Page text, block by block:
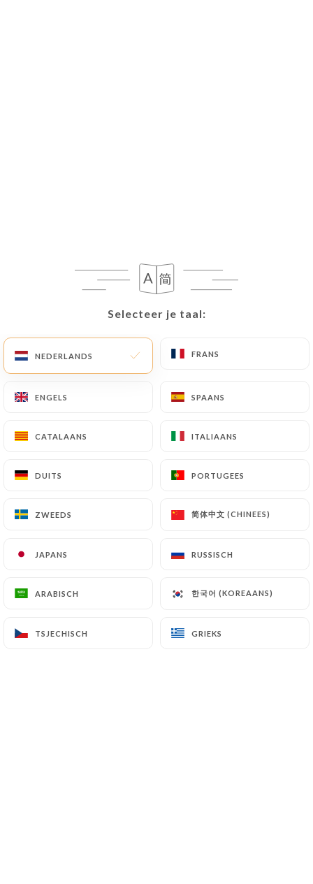
Selecteer je taal:
NEDERLANDS FRANS
ENGELS SPAANS
CATALAANS ITALIAANS
DUITS PORTUGEES
ZWEEDS 简体中文 (CHINEES)
JAPANS RUSSISCH
ARABISCH 한국어 (KOREAANS)
TSJECHISCH GRIEKS
Selecteer je taal:
NEDERLANDS FRANS
ENGELS SPAANS
CATALAANS ITALIAANS
DUITS PORTUGEES
ZWEEDS 简体中文 (CHINEES)
JAPANS RUSSISCH
ARABISCH 한국어 (KOREAANS)
TSJECHISCH GRIEKS